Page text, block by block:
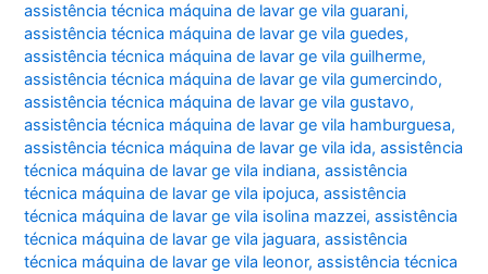
assistência técnica máquina de lavar ge vila guarani,
assistência técnica máquina de lavar ge vila guedes,
assistência técnica máquina de lavar ge vila guilherme,
assistência técnica máquina de lavar ge vila gumercindo,
assistência técnica máquina de lavar ge vila gustavo,
assistência técnica máquina de lavar ge vila hamburguesa,
assistência técnica máquina de lavar ge vila ida,assistência
técnica máquina de lavar ge vila indiana,assistência
técnica máquina de lavar ge vila ipojuca,assistência
técnica máquina de lavar ge vila isolina mazzei,assistência
técnica máquina de lavar ge vila jaguara,assistência
técnica máquina de lavar ge vila leonor,assistência técnica